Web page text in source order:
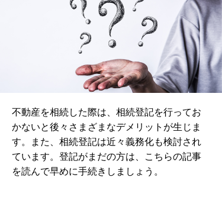
不動産を相続した際は、相続登記を行ってお
かないと後々さまざまなデメリットが生じま
す。また、相続登記は近々義務化も検討され
ています。登記がまだの方は、こちらの記事
を読んで早めに手続きしましょう。